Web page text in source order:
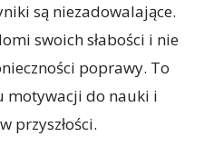
są niezadowalające.
swoich słabości i nie
poprawy. To
motywacji do nauki i
przyszłości.